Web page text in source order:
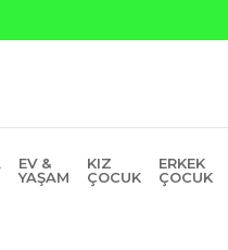
EV &
YAŞAM
KIZ
ÇOCUK
ERKEK
ÇOCUK